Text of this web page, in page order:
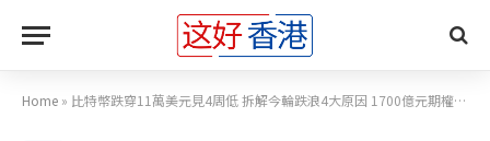
Home » 比特幣跌穿11萬美元見4周低 拆解今輪跌浪4大原因 1700億元期權到期勢更危